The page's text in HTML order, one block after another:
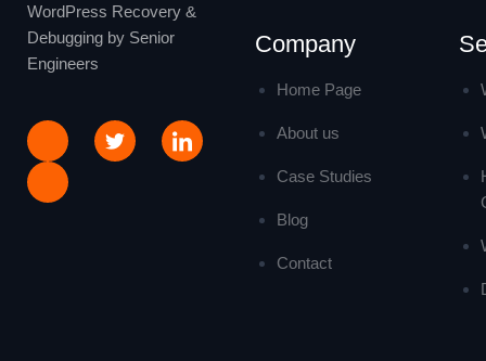
WordPress Recovery &
Debugging by Senior
Engineers
Company
Home Page
About us
Case Studies
Blog
Contact